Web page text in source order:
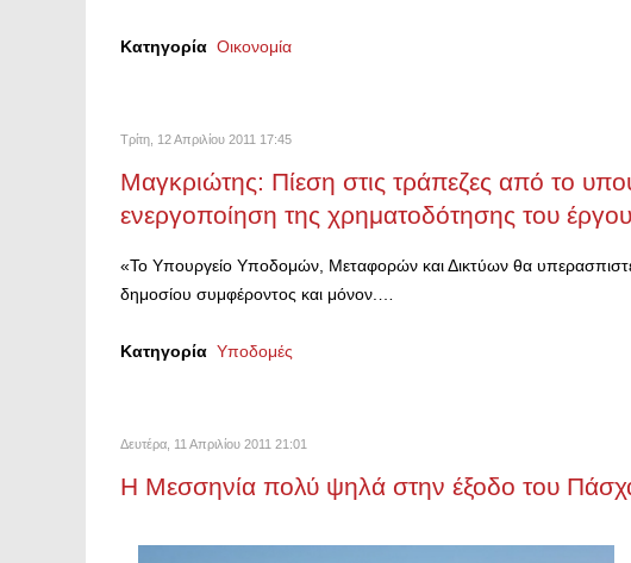
Κατηγορία Οικονομία
Τρίτη, 12 Απριλίου 2011 17:45
Μαγκριώτης: Πίεση στις τράπεζες από το
ενεργοποίηση της χρηματοδότησης του
«Το Υπουργείο Υποδομών, Μεταφορών και Δικτύων θα
δημοσίου συμφέροντος και μόνον.…
Κατηγορία Υποδομές
Δευτέρα, 11 Απριλίου 2011 21:01
Η Μεσσηνία πολύ ψηλά στην έξοδο του